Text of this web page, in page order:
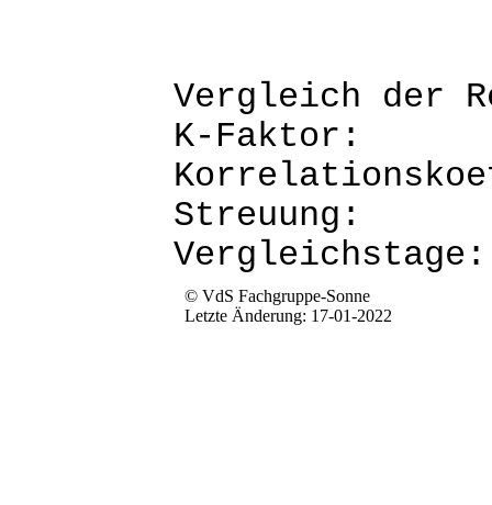
Vergleich der
K-
© VdS Fachgruppe-Sonne
Letzte Änderung: 17-01-2022